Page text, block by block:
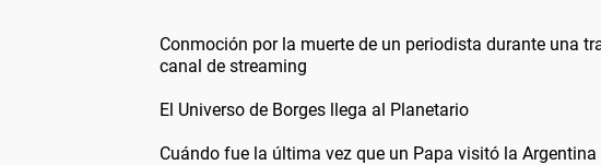
Conmoción por la muerte de un periodista durante una
canal de streaming
El Universo de Borges llega al Planetario
Cuándo fue la última vez que un Papa visitó la